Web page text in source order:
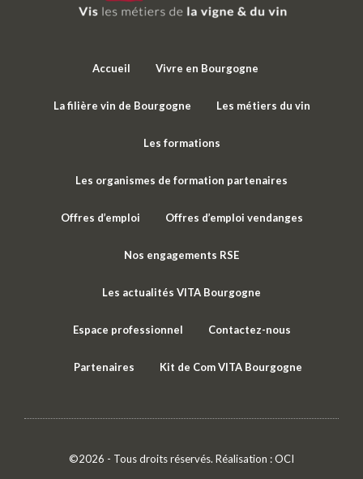
Accueil Vivre en Bourgogne
La filière vin de Bourgogne Les métiers du vin
Les formations
Les organismes de formation partenaires
Offres d’emploi Offres d’emploi vendanges
Nos engagements RSE
Les actualités VITA Bourgogne
Espace professionnel Contactez-nous
Partenaires Kit de Com VITA Bourgogne
©2026 - Tous droits réservés. Réalisation :OCI